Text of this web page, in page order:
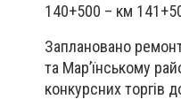
140+500 – км
Заплановано
та Мар’їнському
конкурсних торгів